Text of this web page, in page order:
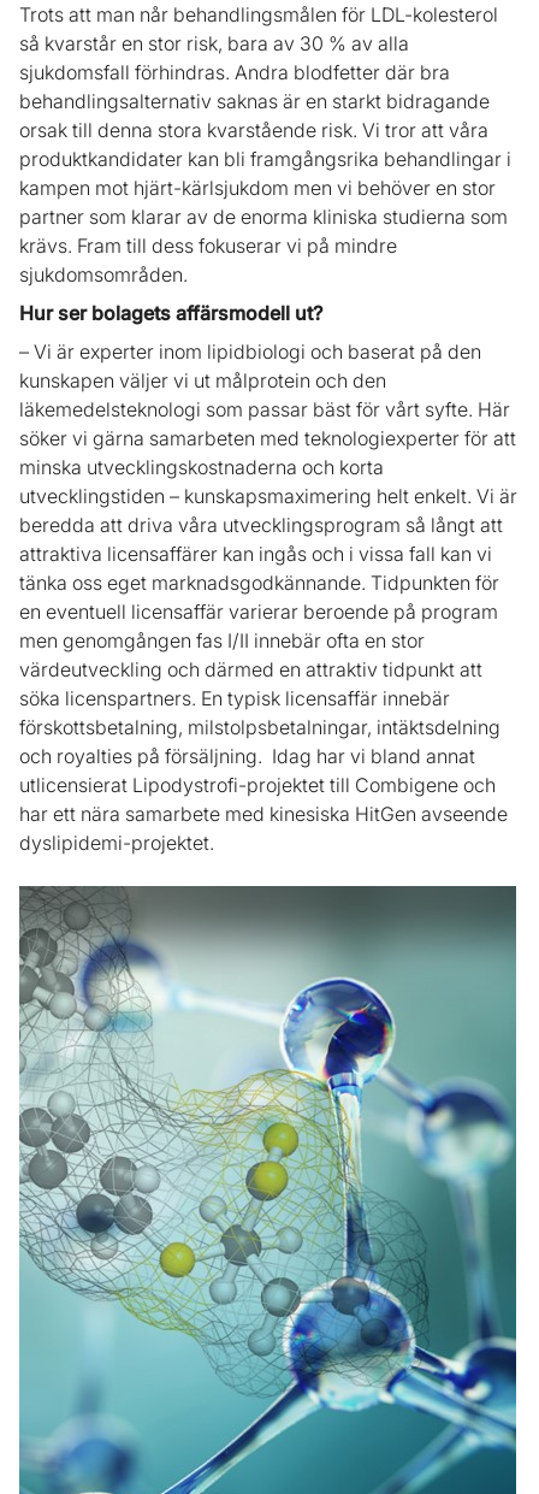
Trots att man når behandlingsmålen för LDL-kolesterol
så kvarstår en stor risk, bara av 30 % av alla
sjukdomsfall förhindras. Andra blodfetter där bra
behandlingsalternativ saknas är en starkt bidragande
orsak till denna stora kvarstående risk. Vi tror att våra
produktkandidater kan bli framgångsrika behandlingar i
kampen mot hjärt-kärlsjukdom men vi behöver en stor
partner som klarar av de enorma kliniska studierna som
krävs. Fram till dess fokuserar vi på mindre
sjukdomsområden.
Hur ser bolagets affärsmodell ut?
– Vi är experter inom lipidbiologi och baserat på den
kunskapen väljer vi ut målprotein och den
läkemedelsteknologi som passar bäst för vårt syfte. Här
söker vi gärna samarbeten med teknologiexperter för att
minska utvecklingskostnaderna och korta
utvecklingstiden – kunskapsmaximering helt enkelt. Vi är
beredda att driva våra utvecklingsprogram så långt att
attraktiva licensaffärer kan ingås och i vissa fall kan vi
tänka oss eget marknadsgodkännande. Tidpunkten för
en eventuell licensaffär varierar beroende på program
men genomgången fas I/II innebär ofta en stor
värdeutveckling och därmed en attraktiv tidpunkt att
söka licenspartners. En typisk licensaffär innebär
förskottsbetalning, milstolpsbetalningar, intäktsdelning
och royalties på försäljning. Idag har vi bland annat
utlicensierat Lipodystrofi-projektet till Combigene och
har ett nära samarbete med kinesiska HitGen avseende
dyslipidemi-projektet.